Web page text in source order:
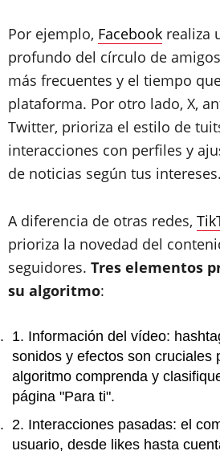
Por ejemplo, Facebook realiza
profundo del círculo de
más frecuentes y el tiempo
plataforma. Por otro lado, X,
Twitter, prioriza el estilo de
interacciones con perfiles y
de noticias según tus intereses.
A diferencia de otras redes,
prioriza la novedad del
seguidores. Tres elementos
su algoritmo:
Información del vídeo:
sonidos y efectos son cruciales
algoritmo comprenda y
página "Para ti".
Interacciones pasadas: el
usuario, desde likes hasta